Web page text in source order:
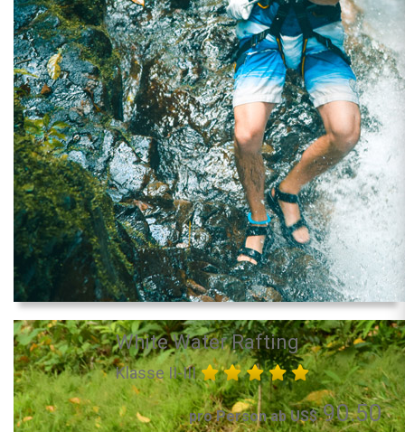
White Water Rafting
Klasse II-III
pro Person ab US$90.50